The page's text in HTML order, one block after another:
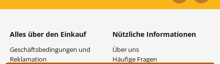
Alles über den Einkauf
Geschäftsbedingungen und
Reklamation
Nützliche Informationen
Über uns
Häufige Fragen